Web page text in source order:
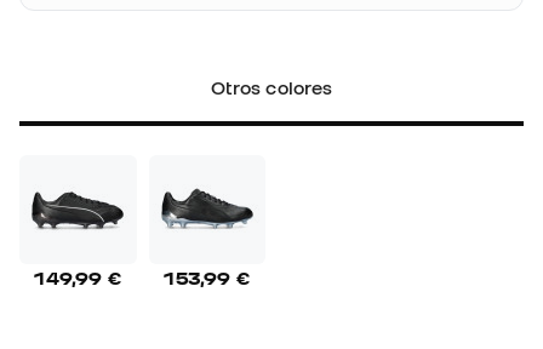
Otros colores
149,99 € 153,99 €